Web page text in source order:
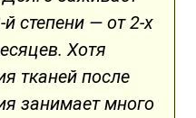
степени — от 2-х
Хотя
тканей после
занимает много